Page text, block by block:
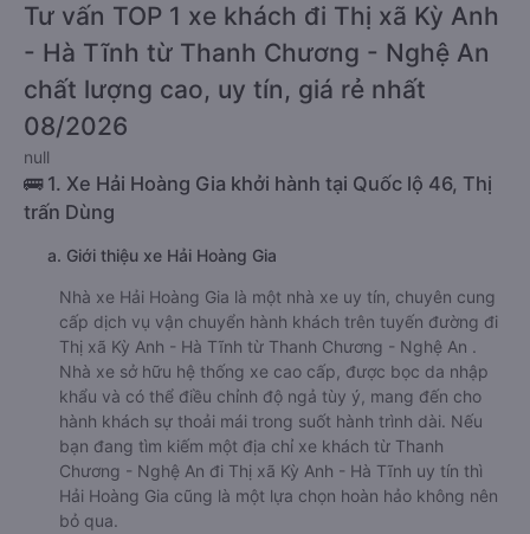
Tư vấn TOP 1 xe khách đi Thị xã Kỳ Anh
- Hà Tĩnh từ Thanh Chương - Nghệ An
chất lượng cao, uy tín, giá rẻ nhất
08/2026
null
🚌 1. Xe Hải Hoàng Gia khởi hành tại Quốc lộ 46, Thị
trấn Dùng
a. Giới thiệu xe Hải Hoàng Gia
Nhà xe Hải Hoàng Gia là một nhà xe uy tín, chuyên cung
cấp dịch vụ vận chuyển hành khách trên tuyến đường đi
Thị xã Kỳ Anh - Hà Tĩnh từ Thanh Chương - Nghệ An .
Nhà xe sở hữu hệ thống xe cao cấp, được bọc da nhập
khẩu và có thể điều chỉnh độ ngả tùy ý, mang đến cho
hành khách sự thoải mái trong suốt hành trình dài. Nếu
bạn đang tìm kiếm một địa chỉ xe khách từ Thanh
Chương - Nghệ An đi Thị xã Kỳ Anh - Hà Tĩnh uy tín thì
Hải Hoàng Gia cũng là một lựa chọn hoàn hảo không nên
bỏ qua.